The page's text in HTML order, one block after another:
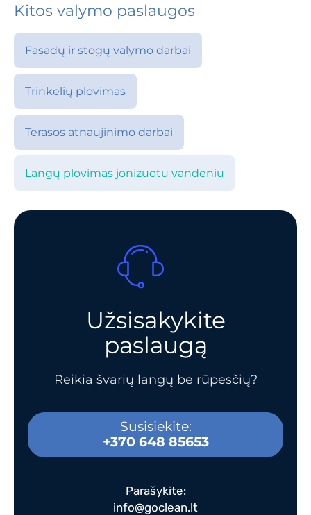
Kitos valymo paslaugos
Fasadų ir stogų valymo darbai
Trinkelių plovimas
Terasos atnaujinimo darbai
Langų plovimas jonizuotu vandeniu
Užsisakykite
paslaugą
Reikia švarių langų be rūpesčių?
Susisiekite:
+370 648 85653
Parašykite:
info@goclean.lt